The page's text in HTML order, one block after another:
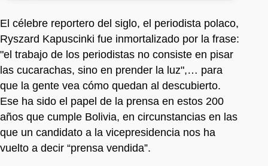
El célebre reportero del siglo, el periodista polaco,
Ryszard Kapuscinki fue inmortalizado por la frase:
"el trabajo de los periodistas no consiste en pisar
las cucarachas, sino en prender la luz",… para
que la gente vea cómo quedan al descubierto.
Ese ha sido el papel de la prensa en estos 200
años que cumple Bolivia, en circunstancias en las
que un candidato a la vicepresidencia nos ha
vuelto a decir “prensa vendida”.